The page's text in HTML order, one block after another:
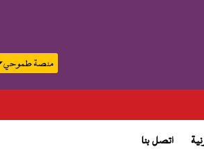
منصة طموحي
اتصل بنا